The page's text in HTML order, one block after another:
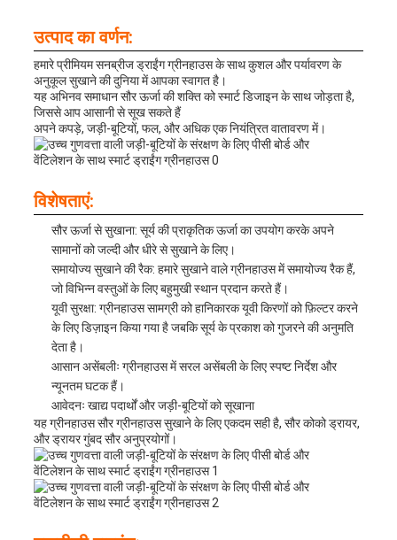
उत्पाद का वर्णन:
हमारे प्रीमियम सनब्रीज ड्राईंग ग्रीनहाउस के साथ कुशल और पर्यावरण के
अनुकूल सुखाने की दुनिया में आपका स्वागत है।
यह अभिनव समाधान सौर ऊर्जा की शक्ति को स्मार्ट डिजाइन के साथ जोड़ता है,
जिससे आप आसानी से सूख सकते हैं
अपने कपड़े, जड़ी-बूटियों, फल, और अधिक एक नियंत्रित वातावरण में।
विशेषताएं:
सौर ऊर्जा से सुखाना: सूर्य की प्राकृतिक ऊर्जा का उपयोग करके अपने
सामानों को जल्दी और धीरे से सुखाने के लिए।
समायोज्य सुखाने की रैक: हमारे सुखाने वाले ग्रीनहाउस में समायोज्य रैक हैं,
जो विभिन्न वस्तुओं के लिए बहुमुखी स्थान प्रदान करते हैं।
यूवी सुरक्षा: ग्रीनहाउस सामग्री को हानिकारक यूवी किरणों को फ़िल्टर करने
के लिए डिज़ाइन किया गया है जबकि सूर्य के प्रकाश को गुजरने की अनुमति
देता है।
आसान असेंबलीः ग्रीनहाउस में सरल असेंबली के लिए स्पष्ट निर्देश और
न्यूनतम घटक हैं।
आवेदनः खाद्य पदार्थों और जड़ी-बूटियों को सूखाना
यह ग्रीनहाउस सौर ग्रीनहाउस सुखाने के लिए एकदम सही है, सौर कोको ड्रायर,
और ड्रायर गुंबद सौर अनुप्रयोगों।